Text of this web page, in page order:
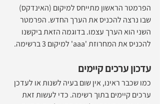
הפרמטר הראשון מתייחס למיקום (האינדקס)
שבו נרצה להכניס את הערך החדש. הפרמטר
השני הוא הערך עצמו. בדוגמה הזאת ביקשנו
להכניס את המחרוזת 'aaa' למיקום 3 ברשימה.
עדכון ערכים קיימים
כמו שכבר ראינו, אין שום בעיה לשנות או לעדכן
ערכים קיימים בתוך רשימה. כדי לעשות זאת